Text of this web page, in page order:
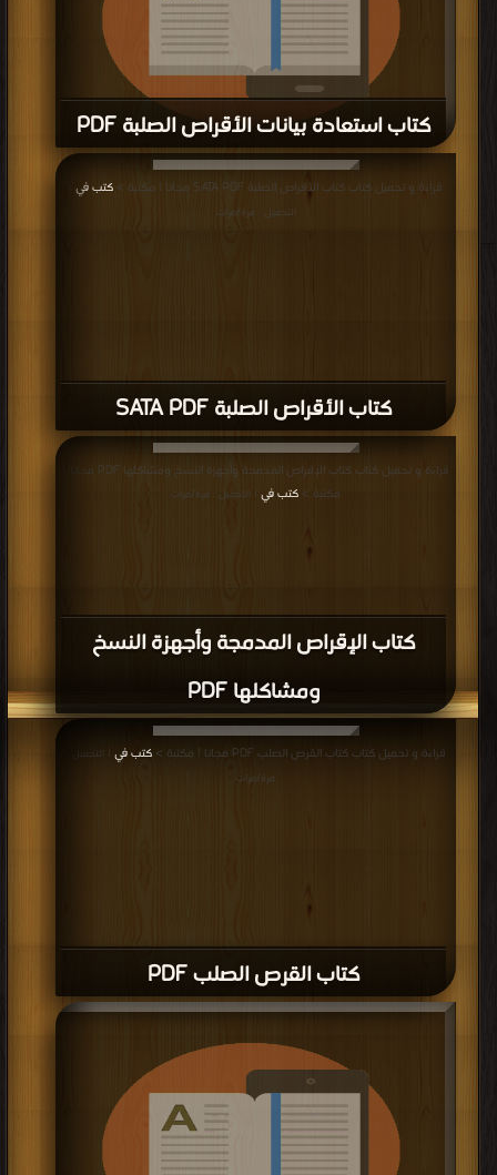
كتاب استعادة بيانات الأقراص الصلبة PDF
قراءة و تحميل كتاب كتاب استعادة بيانات الأقراص الصلبة PDF مجانا | مكتبة >
كتب
في تحميل| التحميل : مرة/مرات
كتاب الأقراص الصلبة SATA PDF
قراءة و تحميل كتاب كتاب الأقراص الصلبة SATA PDF مجانا | مكتبة > كتب في
التحميل : مرة/مرات
كتاب الإقراص المدمجة وأجهزة النسخ
ومشاكلها PDF
قراءة و تحميل كتاب كتاب الإقراص المدمجة وأجهزة النسخ ومشاكلها PDF مجانا |
مكتبة > كتب في | التحميل : مرة/مرات
كتاب القرص الصلب PDF
قراءة و تحميل كتاب كتاب القرص الصلب PDF مجانا | مكتبة > كتب في | التحميل :
مرة/مرات